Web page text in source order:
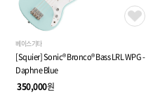
베이스기타
[Squier] Sonic® Bronco® Bass LRL WPG -
Daphne Blue
350,000원